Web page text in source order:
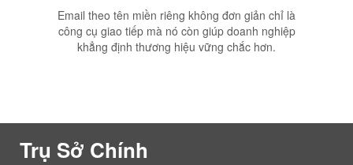
Email theo tên miền riêng không đơn giản chỉ là
công cụ giao tiếp mà nó còn giúp doanh nghiệp
khẳng định thương hiệu vững chắc hơn.
Trụ Sở Chính